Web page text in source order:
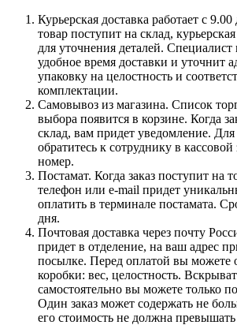
Курьерская доставка работает с
товар поступит на склад,
для уточнения деталей.
удобное время доставки и уточнит
упаковку на целостность и
комплектации.
Самовывоз из магазина. Список
выбора появится в корзине. Когда
склад, вам придет уведомление. Для
обратитесь к сотруднику в кассовой
номер.
Постамат. Когда заказ поступит на
телефон или e-mail придет
оплатить в терминале постамата.
дня.
Почтовая доставка через почту
придет в отделение, на ваш адрес
посылке. Перед оплатой вы можете
коробки: вес, целостность.
самостоятельно вы можете только
Один заказ может содержать не
его стоимость не должна